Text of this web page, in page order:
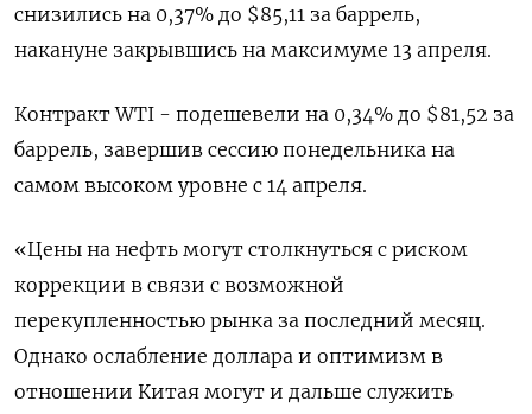
снизились на 0,37% до $85,11 за баррель,
накануне закрывшись на максимуме 13 апреля.
Контракт WTI - подешевели на 0,34% до $81,52 за
баррель, завершив сессию понедельника на
самом высоком уровне с 14 апреля.
«Цены на нефть могут столкнуться с риском
коррекции в связи с возможной
перекупленностью рынка за последний месяц.
Однако ослабление доллара и оптимизм в
отношении Китая могут и дальше служить